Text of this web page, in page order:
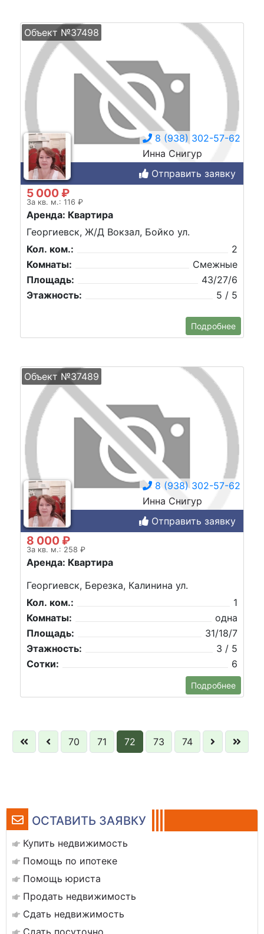
ОСТАВИТЬ ЗАЯВКУ
Купить недвижимость
Помощь по ипотеке
Помощь юриста
Продать недвижимость
Сдать недвижимость
Объект №37498
8 (938) 302-57-62
Инна Снигур
Отправить заявку
5 000 ₽
За кв. м.: 116 ₽
Аренда: Квартира
Георгиевск, Ж/Д Вокзал, Бойко ул.
Кол. ком.:
2
Комнаты:
Смежные
Площадь:
43/27/6
Этажность:
5 / 5
Подробнее
Объект №37489
8 (938) 302-57-62
Инна Снигур
Отправить заявку
8 000 ₽
За кв. м.: 258 ₽
Аренда: Квартира
Георгиевск, Березка, Калинина ул.
Кол. ком.:
1
Комнаты:
одна
Площадь:
31/18/7
Этажность:
3 / 5
Сотки:
6
Подробнее
70 71 72 73 74